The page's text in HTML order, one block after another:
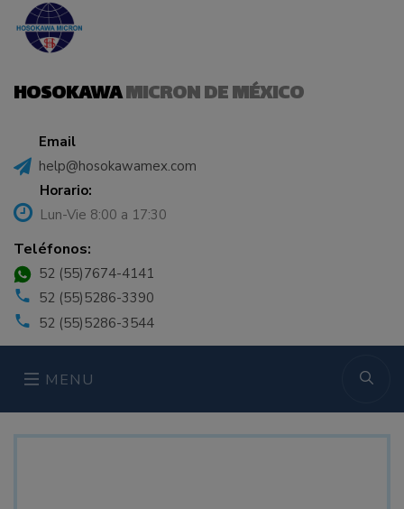
HOSOKAWAMICRON DE MÉXICO
Email
help@hosokawamex.com
Horario:
Lun-Vie 8:00 a 17:30
Teléfonos:
52 (55)7674-4141
52 (55)5286-3390
52 (55)5286-3544
MENU